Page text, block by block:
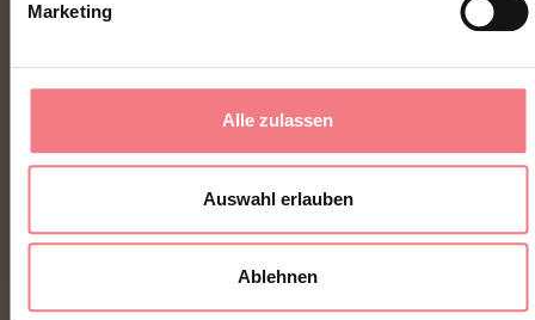
Marketing
Alle zulassen
Auswahl erlauben
Ablehnen
FONDAZIONE DMO DOLOMITI BELLUNESI
Piazza Santo Stefano 15/17
segreteria@dmodolomiti.it
Informationsanfrage